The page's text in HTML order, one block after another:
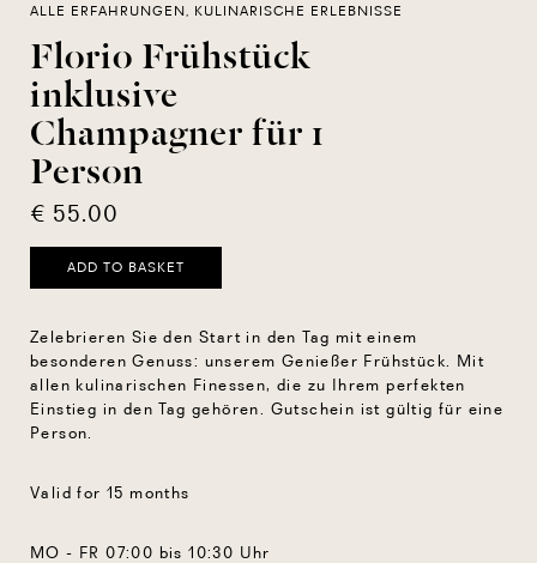
ALLE ERFAHRUNGEN, KULINARISCHE ERLEBNISSE
Florio Frühstück
inklusive
Champagner für 1
Person
€ 55.00
ADD TO BASKET
Zelebrieren Sie den Start in den Tag mit einem
besonderen Genuss: unserem Genießer Frühstück. Mit
allen kulinarischen Finessen, die zu Ihrem perfekten
Einstieg in den Tag gehören. Gutschein ist gültig für eine
Person.
Valid for 15 months
MO - FR 07:00 bis 10:30 Uhr